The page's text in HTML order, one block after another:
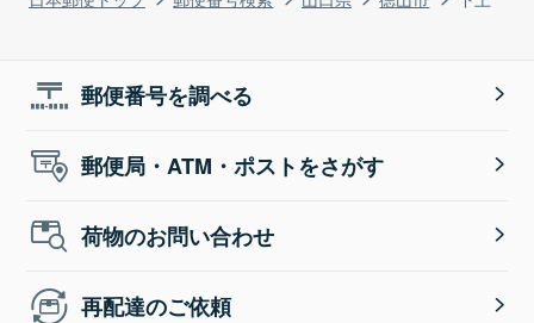
郵便番号を調べる
郵便局・ATM・ポストをさがす
荷物のお問い合わせ
再配達のご依頼